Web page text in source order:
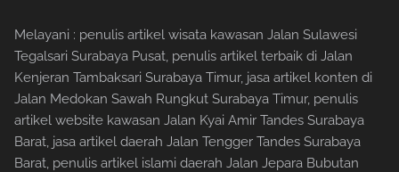
Melayani : penulis artikel wisata kawasan Jalan Sulawesi
Tegalsari Surabaya Pusat, penulis artikel terbaik di Jalan
Kenjeran Tambaksari Surabaya Timur, jasa artikel konten di
Jalan Medokan Sawah Rungkut Surabaya Timur, penulis
artikel website kawasan Jalan Kyai Amir Tandes Surabaya
Barat, jasa artikel daerah Jalan Tengger Tandes Surabaya
Barat, penulis artikel islami daerah Jalan Jepara Bubutan